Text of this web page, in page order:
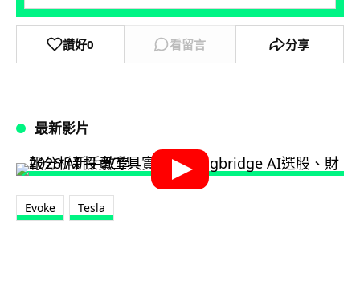
讚好0 看留言 分享
最新影片
Evoke Tesla